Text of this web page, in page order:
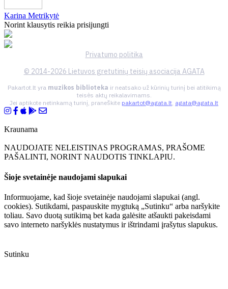
Karina Metrikytė
Norint klausytis reikia prisijungti
Privatumo politika
© 2014-2026 Lietuvos gretutinių teisių asociacija AGATA
Pakartot.lt yra muzikos biblioteka ir neatsako už kūrinių turinį bei atitikimą
teisės aktų reikalavimams.
Jei aptikote netinkamą turinį, praneškite pakartot@agata.lt, agata@agata.lt
Kraunama
NAUDOJATE NELEISTINAS PROGRAMAS, PRAŠOME
PAŠALINTI, NORINT NAUDOTIS TINKLAPIU.
Šioje svetainėje naudojami slapukai
Informuojame, kad šioje svetainėje naudojami slapukai (angl.
cookies). Sutikdami, paspauskite mygtuką „Sutinku“ arba naršykite
toliau. Savo duotą sutikimą bet kada galėsite atšaukti pakeisdami
savo interneto naršyklės nustatymus ir ištrindami įrašytus slapukus.
Sutinku